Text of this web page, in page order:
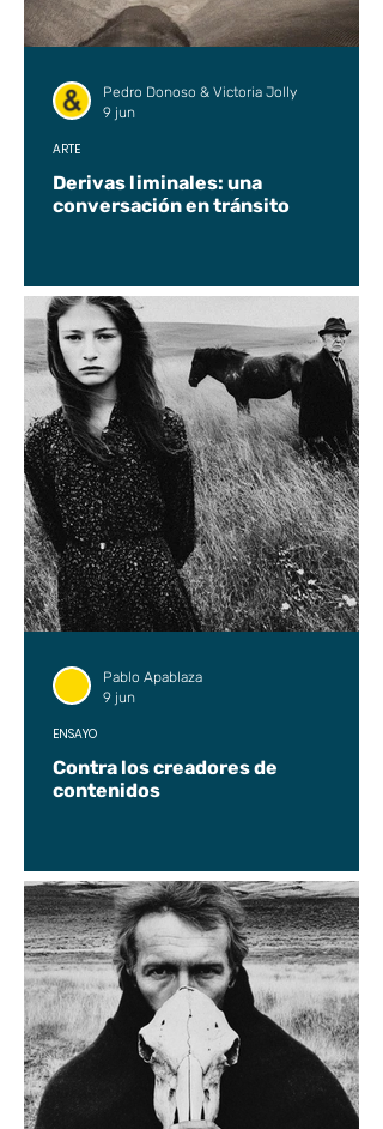
Derivas liminales: una
conversación en tránsito
ARTE
Pedro Donoso & Victoria Jolly
9 jun
Contra los creadores de
contenidos
ENSAYO
Pablo Apablaza
9 jun